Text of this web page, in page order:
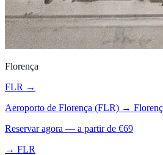
Florença
FLR →
Aeroporto de Florença (FLR) →
Reservar agora — a partir de €69
→ FLR